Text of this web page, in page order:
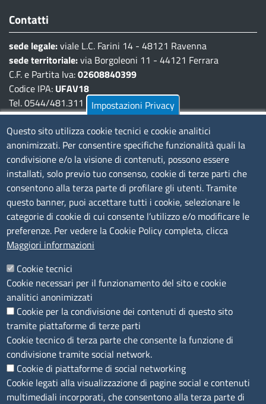
Contatti
sede legale:viale L.C. Farini 14 - 48121 Ravenna
sede territoriale:via Borgoleoni 11 - 44121 Ferrara
C.F. e Partita Iva:02608840399
Codice IPA: UFAV18
Tel. 0544/481.311 - 0532/783.711
Pec:cciaa@pec.fera.camcom.it
Amministrazione Trasparente
Bandi di gara
Bilanci
Concorsi e selezioni
Procedimenti
Provvedimenti
Seguici su
Sito web
Accesso riservato
Mappa del sito
Menù privacy
Cookie Note legali
Privacy
Impostazioni Privacy
Questo sito utilizza cookie tecnici e cookie analitici
anonimizzati. Per consentire specifiche funzionalità quali la
condivisione e/o la visione di contenuti, possono essere
installati, solo previo tuo consenso, cookie di terze parti che
consentono alla terza parte di profilare gli utenti. Tramite
questo banner, puoi accettare tutti i cookie, selezionare le
categorie di cookie di cui consente l’utilizzo e/o modificare le
preferenze. Per vedere la Cookie Policy completa, clicca
Maggiori informazioni
Cookie tecnici
Cookie necessari per il funzionamento del sito e cookie
analitici anonimizzati
Cookie per la condivisione dei contenuti di questo sito
tramite piattaforme di terze parti
Cookie tecnico di terza parte che consente la funzione di
condivisione tramite social network.
Cookie di piattaforme di social networking
Cookie legati alla visualizzazione di pagine social e contenuti
multimediali incorporati, che consentono alla terza parte di